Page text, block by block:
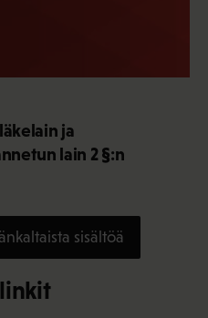
ja
lain 2 §:n
sisältöä